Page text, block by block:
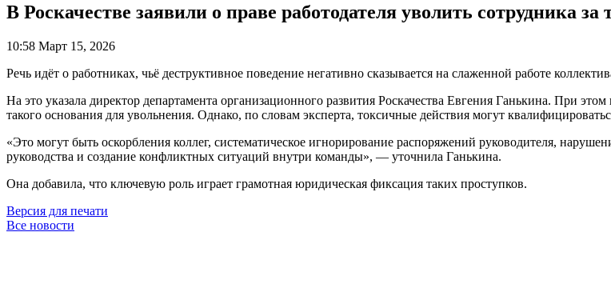
В Роскачестве заявили о праве работодателя уволить сотрудника за
10:58 Март 15, 2026
Речь идёт о работниках, чьё деструктивное поведение негативно сказывается на слаженной работе
На это указала директор департамента организационного развития Роскачества Евгения Ганькина. При
такого основания для увольнения. Однако, по словам эксперта, токсичные действия могут
«Это могут быть оскорбления коллег, систематическое игнорирование распоряжений руководителя,
руководства и создание конфликтных ситуаций внутри команды», — уточнила Ганькина.
Она добавила, что ключевую роль играет грамотная юридическая фиксация таких проступков.
Версия для печати
Все новости